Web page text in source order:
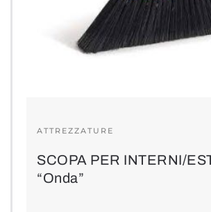
ATTREZZATURE
SCOPA PER INTERNI/
“Onda”